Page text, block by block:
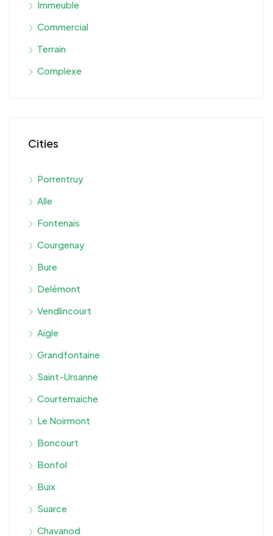
Immeuble
Commercial
Terrain
Complexe
Cities
Porrentruy
Alle
Fontenais
Courgenay
Bure
Delémont
Vendlincourt
Aigle
Grandfontaine
Saint-Ursanne
Courtemaiche
Le Noirmont
Boncourt
Bonfol
Buix
Suarce
Chavanod